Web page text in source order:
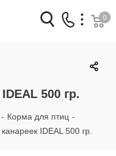
звонок
79-04-04
959-88-32
0
500 гр.
- Корма для птиц -
IDEAL 500 гр.